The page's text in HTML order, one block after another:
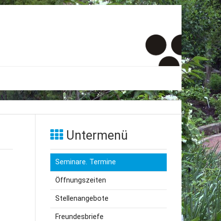
Menschen
Untermenü
Seminare. Termine
Öffnungszeiten
Stellenangebote
Freundesbriefe